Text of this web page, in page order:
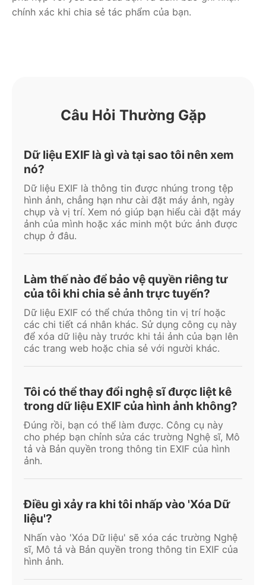
chính xác khi chia sẻ tác phẩm của bạn.
Câu Hỏi Thường Gặp
Dữ liệu EXIF là gì và tại sao tôi nên xem
nó?
Dữ liệu EXIF là thông tin được nhúng trong tệp
hình ảnh, chẳng hạn như cài đặt máy ảnh, ngày
chụp và vị trí. Xem nó giúp bạn hiểu cài đặt máy
ảnh của mình hoặc xác minh một bức ảnh được
chụp ở đâu.
Làm thế nào để bảo vệ quyền riêng tư
của tôi khi chia sẻ ảnh trực tuyến?
Dữ liệu EXIF có thể chứa thông tin vị trí hoặc
các chi tiết cá nhân khác. Sử dụng công cụ này
để xóa dữ liệu này trước khi tải ảnh của bạn lên
các trang web hoặc chia sẻ với người khác.
Tôi có thể thay đổi nghệ sĩ được liệt kê
trong dữ liệu EXIF của hình ảnh không?
Đúng rồi, bạn có thể làm được. Công cụ này
cho phép bạn chỉnh sửa các trường Nghệ sĩ, Mô
tả và Bản quyền trong thông tin EXIF của hình
ảnh.
Điều gì xảy ra khi tôi nhấp vào 'Xóa Dữ
liệu'?
Nhấn vào 'Xóa Dữ liệu' sẽ xóa các trường Nghệ
sĩ, Mô tả và Bản quyền trong thông tin EXIF của
hình ảnh.